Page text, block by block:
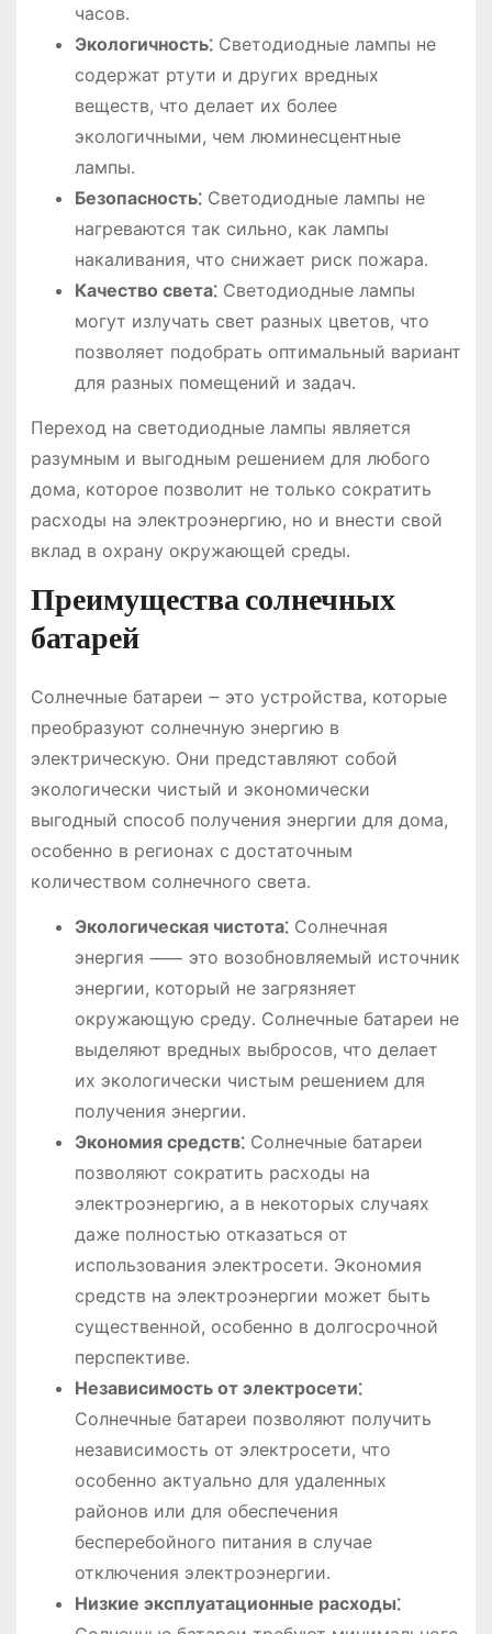
часов․
Экологичность⁚Светодиодные лампы не
содержат ртути и других вредных
веществ, что делает их более
экологичными, чем люминесцентные
лампы․
Безопасность⁚Светодиодные лампы не
нагреваются так сильно, как лампы
накаливания, что снижает риск пожара․
Качество света⁚Светодиодные лампы
могут излучать свет разных цветов, что
позволяет подобрать оптимальный вариант
для разных помещений и задач․
Переход на светодиодные лампы является
разумным и выгодным решением для любого
дома, которое позволит не только сократить
расходы на электроэнергию, но и внести свой
вклад в охрану окружающей среды․
Преимущества солнечных
батарей
Солнечные батареи ౼ это устройства, которые
преобразуют солнечную энергию в
электрическую․ Они представляют собой
экологически чистый и экономически
выгодный способ получения энергии для дома,
особенно в регионах с достаточным
количеством солнечного света․
Экологическая чистота⁚Солнечная
энергия ⸺ это возобновляемый источник
энергии, который не загрязняет
окружающую среду․ Солнечные батареи не
выделяют вредных выбросов, что делает
их экологически чистым решением для
получения энергии․
Экономия средств⁚Солнечные батареи
позволяют сократить расходы на
электроэнергию, а в некоторых случаях
даже полностью отказаться от
использования электросети․ Экономия
средств на электроэнергии может быть
существенной, особенно в долгосрочной
перспективе․
Независимость от электросети⁚
Солнечные батареи позволяют получить
независимость от электросети, что
особенно актуально для удаленных
районов или для обеспечения
бесперебойного питания в случае
отключения электроэнергии․
Низкие эксплуатационные расходы⁚